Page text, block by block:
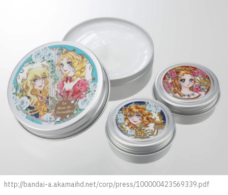
http://bandai-a.akamaihd.net/corp/press/100000423569339.pdf